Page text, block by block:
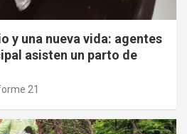
y una nueva vida: agentes
asisten un parto de
21